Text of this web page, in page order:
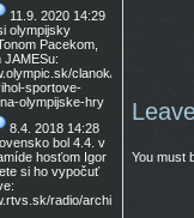
11.9. 2020 14:29
olympijsky
Pacekom,
JAMESu:
clanok/celosvetovy-
sportove-
olympijske-hry
8.4. 2018 14:28
bol 4.4. v
hosťom Igor
si ho vypočuť
radio/archiv/11436/
You must